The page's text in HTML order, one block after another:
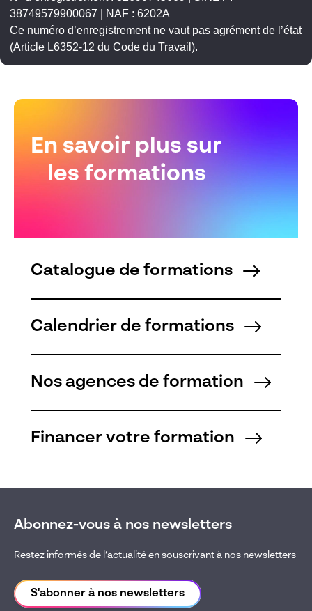
38749579900067 | NAF : 6202A
Ce numéro d’enregistrement ne vaut pas agrément de l’état
(Article L6352-12 du Code du Travail).
En savoir plus sur
les formations
Catalogue de formations
Calendrier de formations
Nos agences de formation
Financer votre formation
Abonnez-vous à nos newsletters
Restez informés de l’actualité en souscrivant à nos newsletters
S'abonner à nos newsletters